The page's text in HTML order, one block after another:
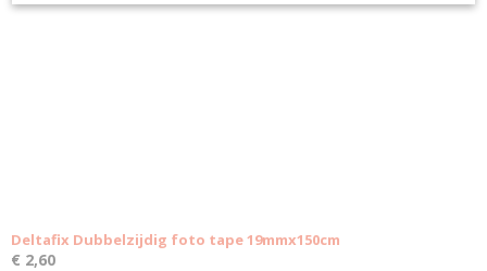
Deltafix Dubbelzijdig foto tape 19mmx150cm
€ 2,60